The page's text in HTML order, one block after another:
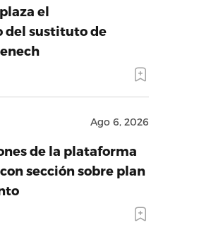
el
del sustituto de
Ago 6, 2026
de la plataforma
sección sobre plan